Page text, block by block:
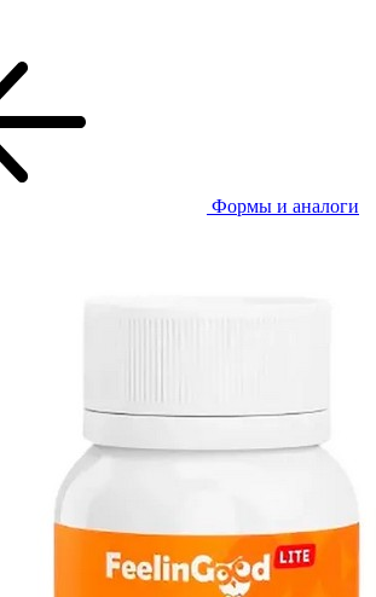
Формы и аналоги